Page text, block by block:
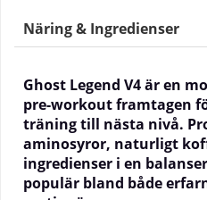
Näring & Ingredienser
Ghost Legend V4 är en
pre-workout framtagen
träning till nästa nivå.
aminosyror, naturligt
ingredienser i en
populär bland både